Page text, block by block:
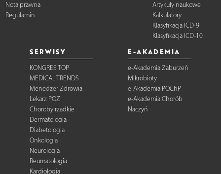
Nota prawna
Regulamin
Artykuły naukowe
Kalkulatory
Klasyfikacja ICD-9
Klasyfikacja ICD-10
SERWISY
KONGRES TOP
MEDICAL TRENDS
Menedżer Zdrowia
Lekarz POZ
Choroby rzadkie
Dermatologia
Diabetologia
Onkologia
Neurologia
Reumatologia
Kardiologia
E-AKADEMIA
e-Akademia Zaburzeń
Mikrobioty
e-Akademia POChP
e-Akademia Chorób
Naczyń